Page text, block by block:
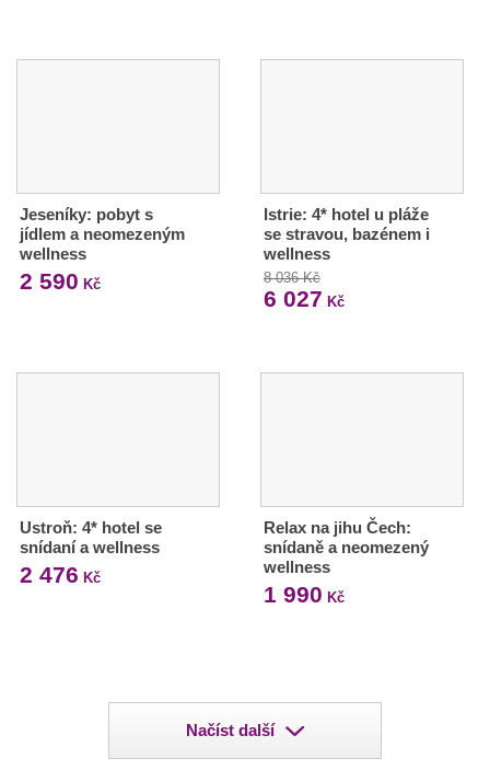
Jeseníky: pobyt s
jídlem a neomezeným
wellness
2 590 Kč
Istrie: 4* hotel u pláže
se stravou, bazénem i
wellness
8 036 Kč
6 027 Kč
Ustroň: 4* hotel se
snídaní a wellness
2 476 Kč
Relax na jihu Čech:
snídaně a neomezený
wellness
1 990 Kč
Načíst další